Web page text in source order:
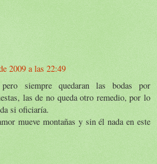
2009 a las 22:49
siempre quedaran las bodas por
las de no queda otro remedio, por lo
si oficiaría.
mueve montañas y sin él nada en este